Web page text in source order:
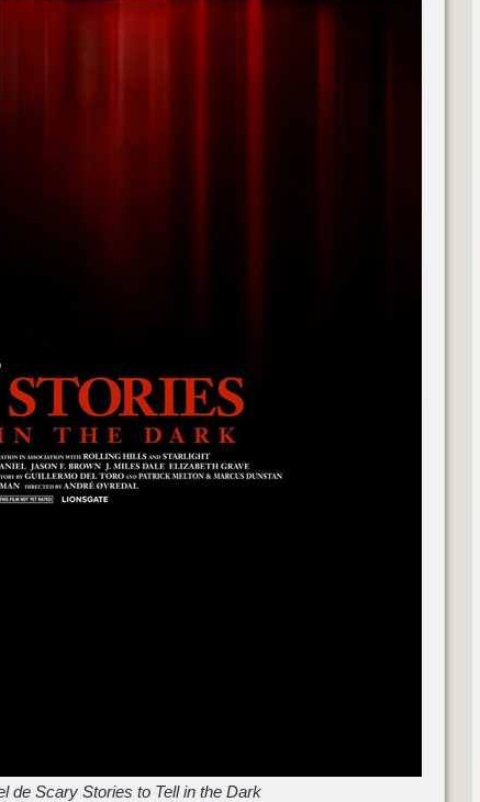
de Scary Stories to Tell in the Dark